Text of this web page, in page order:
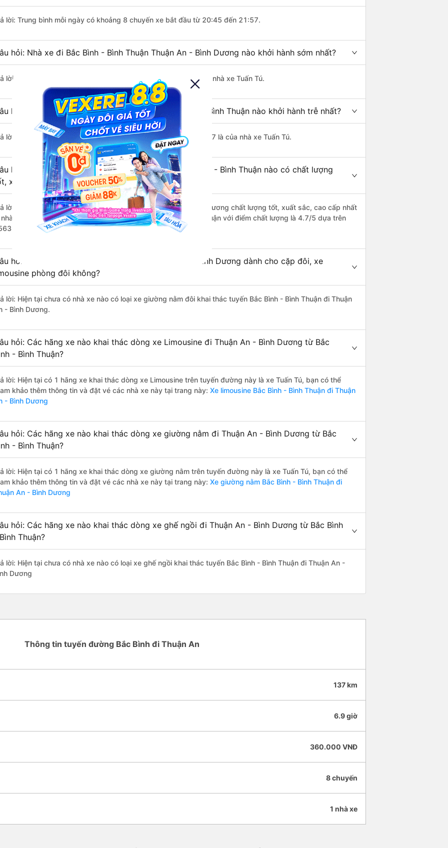
lời: Trung bình mỗi ngày có khoảng 8 chuyến xe bắt đầu từ 20:45 đến 21:57.
hỏi: Nhà xe đi Bắc Bình - Bình Thuận Thuận An - Bình Dương nào khởi hành sớm nhất?
lời: Chuyến xe có giờ xuất phát sớm nhất vào lúc 20:45 là của nhà xe Tuấn Tú.
hỏi: Nhà xe đi Thuận An - Bình Dương từ Bắc Bình - Bình Thuận nào khởi hành trễ nhất?
lời: Chuyến xe có giờ xuất phát trễ (muộn) nhất là vào lúc 21:57 là của nhà xe Tuấn Tú.
hỏi: Review xe đi Thuận An - Bình Dương từ Bắc Bình - Bình Thuận nào có chất lượng
xuất sắc, cao cấp nhất?
lời: Những hãng xe đi Bắc Bình - Bình Thuận Thuận An - Bình Dương chất lượng tốt, xuất sắc, cao cấp nhất
nhà xe Tuấn Tú đi Thuận An - Bình Dương từ Bắc Bình - Bình Thuận với điểm chất lượng là 4.7/5 dựa trên
đánh giá của khách hàng).
hỏi: Có loại xe Bắc Bình - Bình Thuận Thuận An - Bình Dương dành cho cặp đôi, xe
phòng đôi không?
lời: Hiện tại chưa có nhà xe nào có loại xe giường nằm đôi khai thác tuyến Bắc Bình - Bình Thuận đi Thuận
- Bình Dương.
hỏi: Các hãng xe nào khai thác dòng xe Limousine đi Thuận An - Bình Dương từ Bắc
- Bình Thuận?
lời: Hiện tại có 1 hãng xe khai thác dòng xe Limousine trên tuyến đường này là xe Tuấn Tú, bạn có thể
khảo thêm thông tin và đặt vé các nhà xe này tại trang này: Xe limousine Bắc Bình - Bình Thuận đi Thuận
- Bình Dương
hỏi: Các hãng xe nào khai thác dòng xe giường nằm đi Thuận An - Bình Dương từ Bắc
- Bình Thuận?
lời: Hiện tại có 1 hãng xe khai thác dòng xe giường nằm trên tuyến đường này là xe Tuấn Tú, bạn có thể
khảo thêm thông tin và đặt vé các nhà xe này tại trang này: Xe giường nằm Bắc Bình - Bình Thuận đi
An - Bình Dương
hỏi: Các hãng xe nào khai thác dòng xe ghế ngồi đi Thuận An - Bình Dương từ Bắc Bình
Thuận?
lời: Hiện tại chưa có nhà xe nào có loại xe ghế ngồi khai thác tuyến Bắc Bình - Bình Thuận đi Thuận An -
Dương
Thông tin tuyến đường Bắc Bình đi Thuận An
137 km
6.9 giờ
360.000 VNĐ
8 chuyến
1 nhà xe